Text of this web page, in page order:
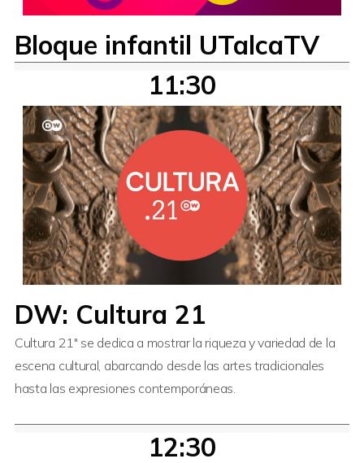
Bloque infantil UTalcaTV
11:30
DW: Cultura 21
Cultura 21″ se dedica a mostrar la riqueza y variedad de la
escena cultural, abarcando desde las artes tradicionales
hasta las expresiones contemporáneas.
12:30